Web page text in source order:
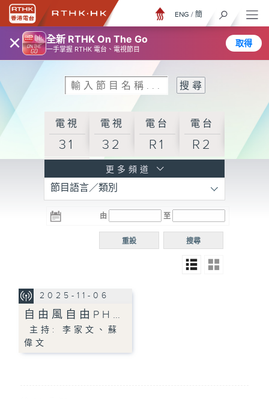
× 全新 RTHK On The Go
一手掌握 RTHK 電台、電視節目
取得
ENG / 簡
電視
31
電視
32
電台
R1
電台
R2
R3
電台 電台
R5
電台
普通
更多頻道
節目語言／類別
由 至
搜尋
重設
2025-11-06
自由風自由PH…
主持: 李家文、蘇
偉文